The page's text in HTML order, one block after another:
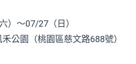
）～07/27（日）
公園（桃園區慈文路688號）